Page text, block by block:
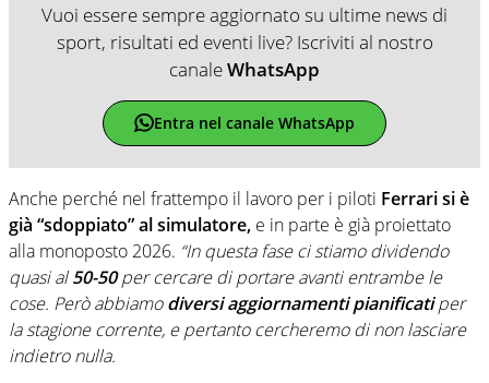
Vuoi essere sempre aggiornato su ultime news di
sport, risultati ed eventi live? Iscriviti al nostro
canaleWhatsApp
Entra nel canale WhatsApp
Anche perché nel frattempo il lavoro per i piloti Ferrarisi è
già “sdoppiato” alsimulatore, e in parte è già proiettato
alla monoposto 2026. “In questa fase ci stiamo dividendo
quasi al50-50per cercare di portare avanti entrambe le
cose. Però abbiamodiversi aggiornamenti pianificatiper
la stagione corrente, e pertanto cercheremo di non lasciare
indietro nulla.